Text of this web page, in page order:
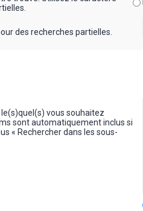
des recherches partielles.
vous souhaitez
sont automatiquement inclus si
« Rechercher dans les sous-